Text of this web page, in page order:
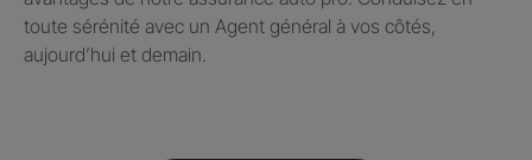
toute sérénité avec un Agent général à vos côtés,
aujourd’hui et demain.